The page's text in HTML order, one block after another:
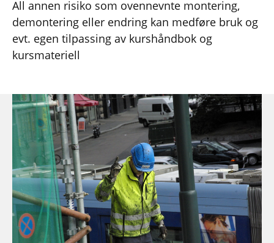
All annen risiko som ovennevnte montering,
demontering eller endring kan medføre bruk og
evt. egen tilpassing av kurshåndbok og
kursmateriell